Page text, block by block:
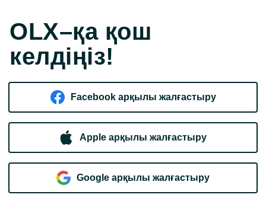
OLX–қа қош
келдіңіз!
Facebook арқылы жалғастыру
Apple арқылы жалғастыру
Google арқылы жалғастыру